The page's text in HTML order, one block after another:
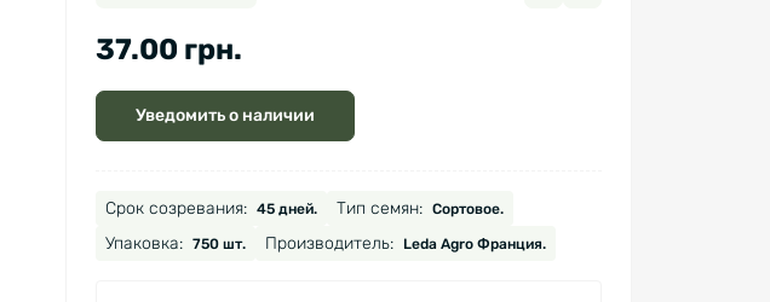
37.00 грн.
Уведомить о наличии
Срок созревания: 45 дней. Тип семян: Сортовое.
Упаковка: 750 шт. Производитель: Leda Agro Франция.